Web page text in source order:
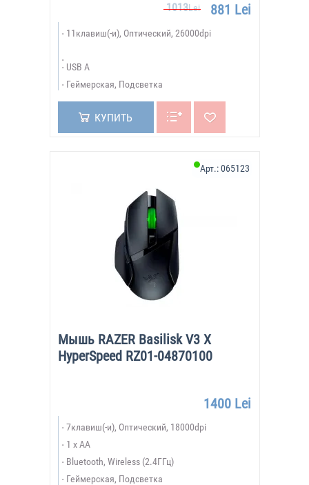
1013Lei 881 Lei
11клавиш(-и), Оптический, 26000dpi
USB A
Геймерская, Подсветка
КУПИТЬ
Мышь RAZER Basilisk V3 X
HyperSpeed RZ01-04870100
Арт.:065123
1400 Lei
7клавиш(-и), Оптический, 18000dpi
1 x AA
Bluetooth, Wireless (2.4ГГц)
Геймерская, Подсветка